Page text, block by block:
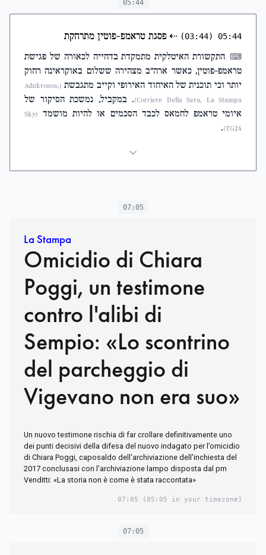
05:44
05:44
(03:44)
⇠פסגת טראמפ-פוטין מתרחקת
⌨ התקשורת האיטלקית מתמקדת בדחייה לכאורה של פגישת
טראמפ-פוטין, כאשר ארה"ב מצהירה ששלום באוקראינה רחוק
יותר וכי תוכנית של האיחוד האירופי וקייב מתגבשת (Adnkronos,
Corriere Della Sera, La Stampa) . במקביל, נמשכת הסיקור של
איומי טראמפ לחמאס לכבד הסכמים או להיות מושמד
(Sky
TG24)
.
07:05
La Stampa
Omicidio di Chiara
Poggi, un testimone
contro l'alibi di
Sempio: «Lo scontrino
del parcheggio di
Vigevano non era suo»
Un nuovo testimone rischia di far crollare definitivamente uno
dei punti decisivi della difesa del nuovo indagato per l’omicidio
di Chiara Poggi, caposaldo dell'archiviazione dell'inchiesta del
2017 conclusasi con l'archiviazione lampo disposta dal pm
Venditti: «La storia non è come è stata raccontata»
07:05 (05:05 in your timezone)
07:05